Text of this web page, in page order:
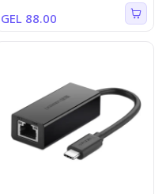
GEL 88.00